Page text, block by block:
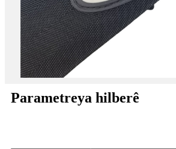
Parametreya hilberê